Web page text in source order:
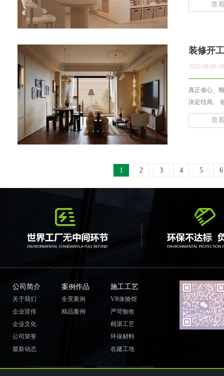
查
装修开
2026-08-06
真正省心、
决定结局。
查
1 2 3 4 5 6
公司简介
关于我们
企业宣传
企业文化
公司荣誉
最新动态
案例作品
全景案例
精品案例
施工工艺
VR体验馆
严苛验收
精湛工艺
环保材料
在建工地